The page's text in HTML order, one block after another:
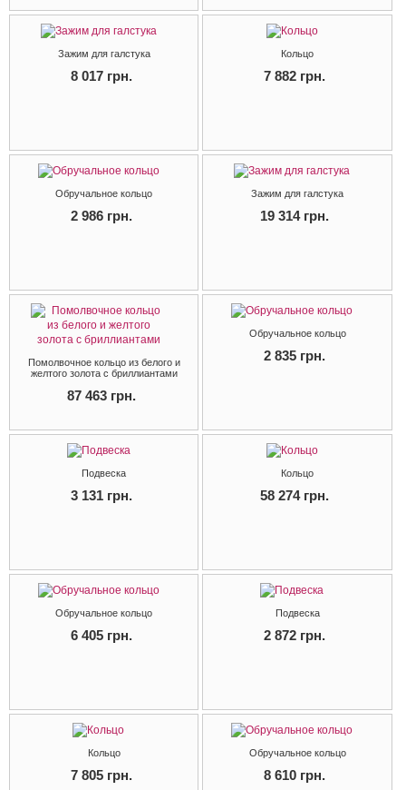
Зажим для галстука
8 017 грн.
Кольцо
7 882 грн.
Обручальное кольцо
2 986 грн.
Зажим для галстука
19 314 грн.
Помолвочное кольцо из белого и
желтого золота с бриллиантами
87 463 грн.
Обручальное кольцо
2 835 грн.
Подвеска
3 131 грн.
Кольцо
58 274 грн.
Обручальное кольцо
6 405 грн.
Подвеска
2 872 грн.
Кольцо
7 805 грн.
Обручальное кольцо
8 610 грн.